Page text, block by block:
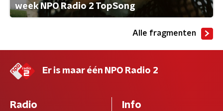
week NPO Radio 2 TopSong
Alle fragmenten
Er is maar één NPO Radio 2
Radio Info